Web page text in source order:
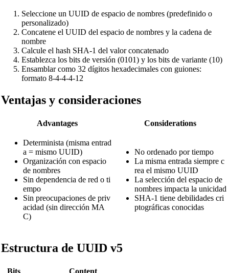
Seleccione un UUID de espacio de nombres (predefinido o
personalizado)
Concatene el UUID del espacio de nombres y la cadena de
nombre
Calcule el hash SHA-1 del valor concatenado
Establezca los bits de versión (0101) y los bits de variante (10)
Ensamblar como 32 dígitos hexadecimales con guiones:
formato 8-4-4-4-12
Ventajas y consideraciones
Advantages Considerations
Determinista (misma entrad
a = mismo UUID)
Organización con espacio
de nombres
Sin dependencia de red o ti
empo
Sin preocupaciones de priv
acidad (sin dirección MA
C)
No ordenado por tiempo
La misma entrada siempre c
rea el mismo UUID
La selección del espacio de
nombres impacta la unicidad
SHA-1 tiene debilidades cri
ptográficas conocidas
Estructura de UUID v5
Bits Content